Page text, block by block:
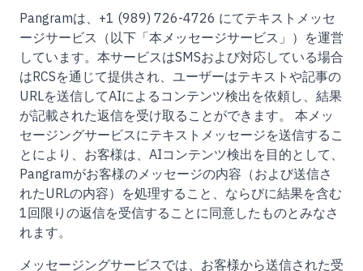
Pangramは、+1 (989) 726-4726 にてテキストメッセ
ージサービス（以下「本メッセージサービス」）を運営
しています。本サービスはSMSおよび対応している場合
はRCSを通じて提供され、ユーザーはテキストや記事の
URLを送信してAIによるコンテンツ検出を依頼し、結果
が記載された返信を受け取ることができます。 本メッ
セージングサービスにテキストメッセージを送信するこ
とにより、お客様は、AIコンテンツ検出を目的として、
Pangramがお客様のメッセージの内容（および送信さ
れたURLの内容）を処理すること、ならびに結果を含む
1回限りの返信を受信することに同意したものとみなさ
れます。
メッセージングサービスでは、お客様から送信された受